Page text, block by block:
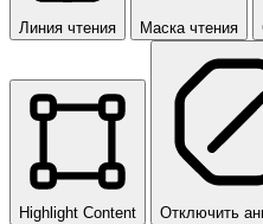
Линия чтения Маска чтения
Highlight Content Отключить